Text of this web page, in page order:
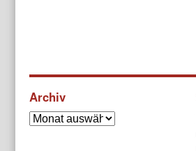
Archiv